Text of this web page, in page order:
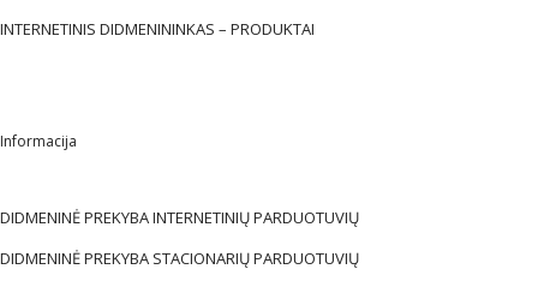
INTERNETINIS DIDMENININKAS – PRODUKTAI
Informacija
DIDMENINĖ PREKYBA INTERNETINIŲ PARDUOTUVIŲ
DIDMENINĖ PREKYBA STACIONARIŲ PARDUOTUVIŲ